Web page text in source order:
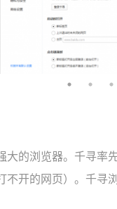
大的浏览器。千寻率
不开的网页）。千寻
、云加速下载、医